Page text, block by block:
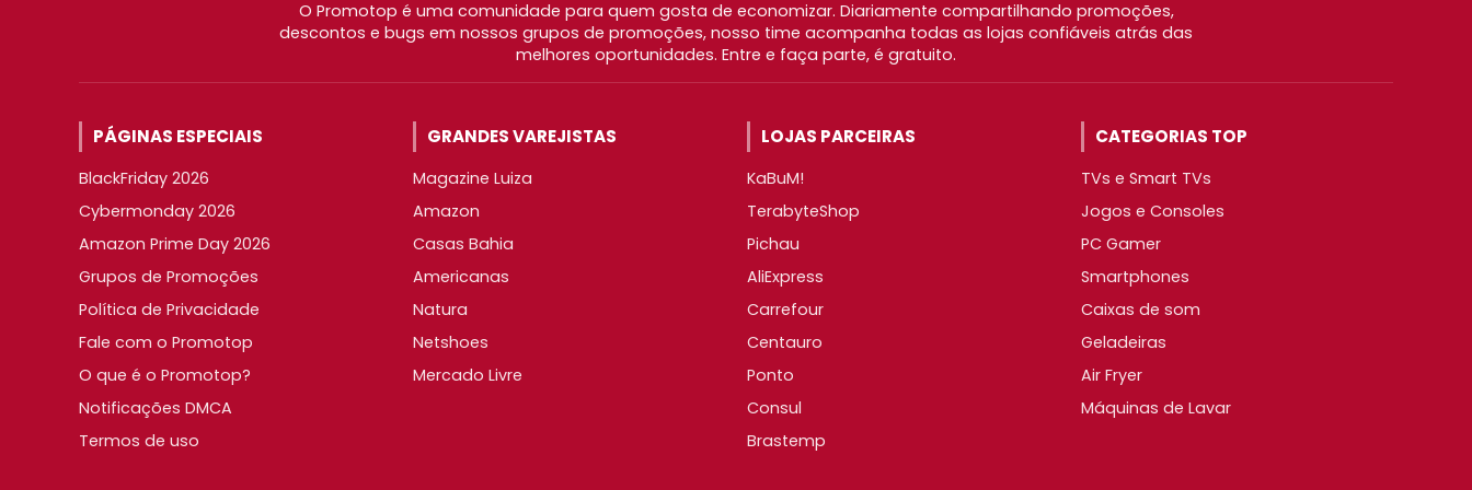
O Promotop é uma comunidade para quem gosta de economizar. Diariamente compartilhando promoções,
descontos e bugs em nossos grupos de promoções, nosso time acompanha todas as lojas confiáveis atrás das
melhores oportunidades. Entre e faça parte, é gratuito.
PÁGINAS ESPECIAIS
BlackFriday 2026
Cybermonday 2026
Amazon Prime Day 2026
Grupos de Promoções
Política de Privacidade
Fale com o Promotop
O que é o Promotop?
Notificações DMCA
Termos de uso
GRANDES VAREJISTAS
Magazine Luiza
Amazon
Casas Bahia
Americanas
Natura
Netshoes
Mercado Livre
LOJAS PARCEIRAS
KaBuM!
TerabyteShop
Pichau
AliExpress
Carrefour
Centauro
Ponto
Consul
Brastemp
CATEGORIAS TOP
TVs e Smart TVs
Jogos e Consoles
PC Gamer
Smartphones
Caixas de som
Geladeiras
Air Fryer
Máquinas de Lavar